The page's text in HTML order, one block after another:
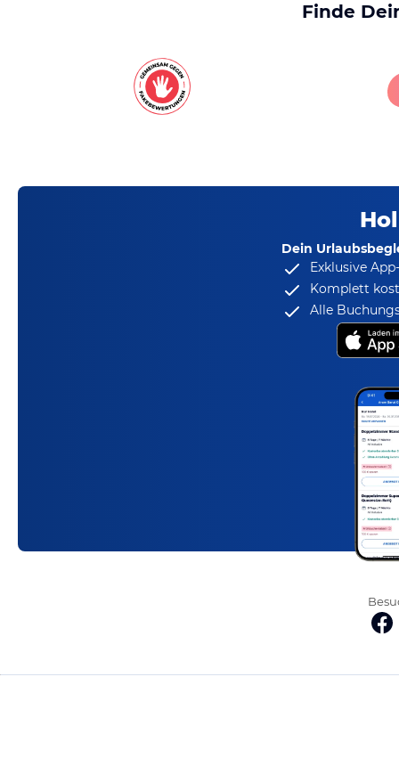
Finde
Dein
Exklusive
Komplett
Alle